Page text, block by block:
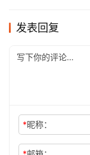
发表回复
*昵称：